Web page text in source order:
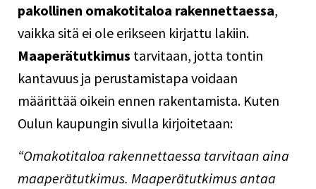
pakollinen omakotitaloa rakennettaessa,
vaikka sitä ei ole erikseen kirjattu lakiin.
Maaperätutkimus tarvitaan, jotta tontin
kantavuus ja perustamistapa voidaan
määrittää oikein ennen rakentamista. Kuten
Oulun kaupungin sivulla kirjoitetaan:
“Omakotitaloa rakennettaessa tarvitaan aina
maaperätutkimus. Maaperätutkimus antaa